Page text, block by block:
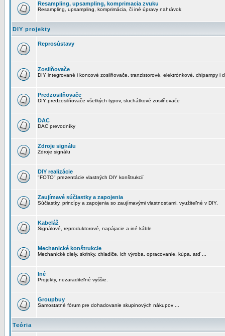
Resampling, upsampling, komprimacia zvuku
Resampling, upsampling, komprimácia, či iné úpravy nahrávok
DIY projekty
Reprosústavy
Zosilňovače
DIY integrované i koncové zosilňovače, tranzistorové, elektrónkové, chipampy i
Predzosilňovače
DIY predzosilňovače všetkých typov, sluchátkové zosilňovače
DAC
DAC prevodníky
Zdroje signálu
Zdroje signálu
DIY realizácie
"FOTO" prezentácie vlastných DIY konštrukcií
Zaujímavé súčiastky a zapojenia
Súčiastky, princípy a zapojenia so zaujímavými vlastnosťami, využiteľné v DIY.
Kabeláž
Signálové, reproduktorové, napájacie a iné káble
Mechanické konštrukcie
Mechanické diely, skrinky, chladiče, ich výroba, opracovanie, kúpa, atď ...
Iné
Projekty, nezaraditeľné vyššie.
Groupbuy
Samostatné fórum pre dohadovanie skupinových nákupov ...
Teória